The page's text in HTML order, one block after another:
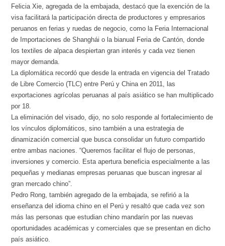
Felicia Xie, agregada de la embajada, destacó que la exención de la
visa facilitará la participación directa de productores y empresarios
peruanos en ferias y ruedas de negocio, como la Feria Internacional
de Importaciones de Shanghái o la bianual Feria de Cantón, donde
los textiles de alpaca despiertan gran interés y cada vez tienen
mayor demanda.
La diplomática recordó que desde la entrada en vigencia del Tratado
de Libre Comercio (TLC) entre Perú y China en 2011, las
exportaciones agrícolas peruanas al país asiático se han multiplicado
por 18.
La eliminación del visado, dijo, no solo responde al fortalecimiento de
los vínculos diplomáticos, sino también a una estrategia de
dinamización comercial que busca consolidar un futuro compartido
entre ambas naciones. “Queremos facilitar el flujo de personas,
inversiones y comercio. Esta apertura beneficia especialmente a las
pequeñas y medianas empresas peruanas que buscan ingresar al
gran mercado chino”.
Pedro Rong, también agregado de la embajada, se refirió a la
enseñanza del idioma chino en el Perú y resaltó que cada vez son
más las personas que estudian chino mandarín por las nuevas
oportunidades académicas y comerciales que se presentan en dicho
país asiático.